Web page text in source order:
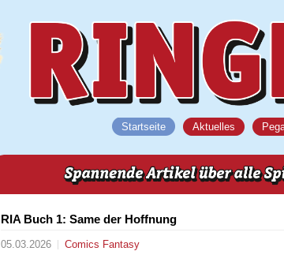
Startseite Aktuelles
RIA Buch 1: Same der Hoffnung
05.03.2026 Comics Fantasy